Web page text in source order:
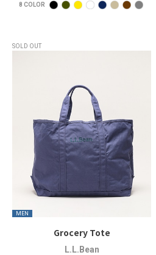
8 COLOR
SOLD OUT
MEN
Grocery Tote
L.L.Bean